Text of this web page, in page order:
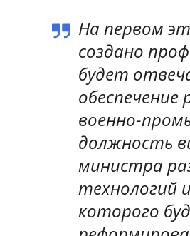
На первом
создано
будет
обеспечение
военно-
должность
министра
технологий
которого